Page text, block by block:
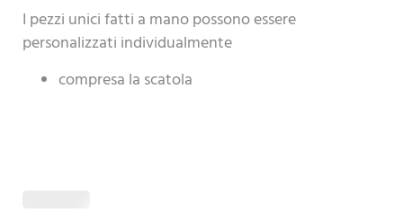
I pezzi unici fatti a mano possono essere
personalizzati individualmente
compresa la scatola